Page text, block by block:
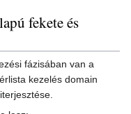
fekete és
fázisában van a
kezelés domain